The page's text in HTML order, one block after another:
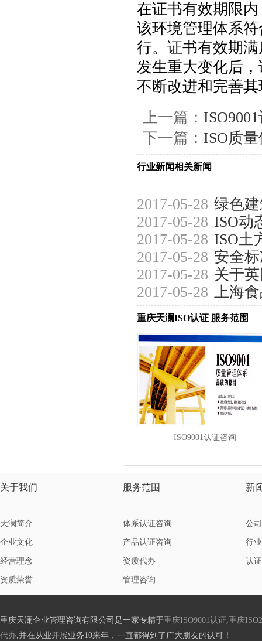
在证书有效期限
该环境管理体系
行。证书有效期
发生重大变化后
不断改进和完善
上一篇：
下一篇： ISO质
行业新闻相关新闻
2017-05-28 绿色
2017-05-28 ISO动
2017-05-28 ISO土
2017-05-28 安全
2017-05-28 关于
2017-05-28 上海
重庆天澜ISO认证 服务范围
ISO9001认证咨询
关于我们
天澜简介
企业文化
经营理念
资质荣誉
服务范围
体系认证咨询
产品认证咨询
资质代办
管理咨询
新
公
行
认
重庆天澜企业管理咨询有限公司是一家专精于重庆ISO9001认证,重庆
代办,并在从业开展业务10来年，一直都得到了广大朋友的认可！